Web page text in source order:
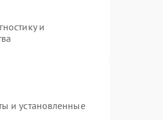
и
и установленные